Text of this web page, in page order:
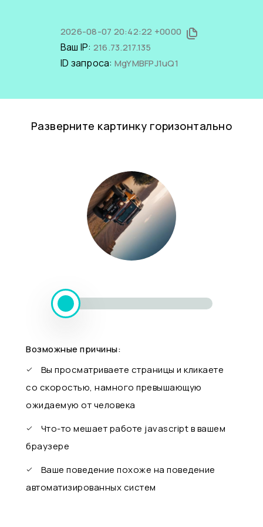
2026-08-07 20:42:22 +0000
Ваш IP: 216.73.217.135
ID запроса: MgYMBFPJ1uQ1
Разверните картинку горизонтально
Возможные причины:
Вы просматриваете страницы и кликаете
со скоростью, намного превышающую
ожидаемую от человека
Что-то мешает работе javascript в вашем
браузере
Ваше поведение похоже на поведение
автоматизированных систем